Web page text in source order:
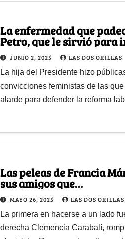
La enfermedad que
Petro, que le sirvió para
reforma laboral de su
JUNIO 2, 2025 LAS DOS ORILLAS
La hija del Presidente hizo
convicciones feministas de las
alarde para defender la reforma
Las peleas de Francia
sus amigos que
terminaron dejándola sola
MAYO 26, 2025 LAS DOS ORILLAS
La primera en hacerse a un lado
derecha Clemencia Carabalí,